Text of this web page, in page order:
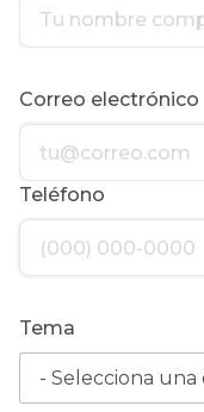
Correo electrónico
Teléfono
Tema